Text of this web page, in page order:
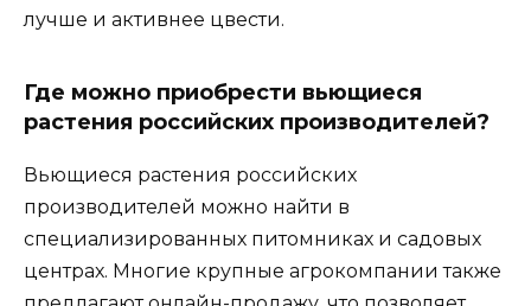
лучше и активнее цвести.
Где можно приобрести вьющиеся
растения российских производителей?
Вьющиеся растения российских
производителей можно найти в
специализированных питомниках и садовых
центрах. Многие крупные агрокомпании также